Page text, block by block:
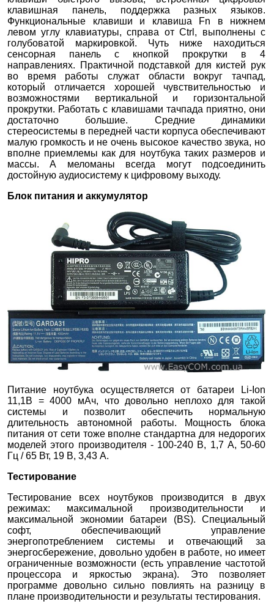
клавишная панель, поддержка разных языков.
Функциональные клавиши и клавиша Fn в нижнем
левом углу клавиатуры, справа от Ctrl, выполнены с
голубоватой маркировкой. Чуть ниже находиться
сенсорная панель с кнопкой прокрутки в 4
направлениях. Практичной подставкой для кистей рук
во время работы служат области вокруг тачпад,
который отличается хорошей чувствительностью и
возможностями вертикальной и горизонтальной
прокрутки. Работать с клавишами тачпада приятно, они
достаточно большие. Средние динамики
стереосистемы в передней части корпуса обеспечивают
малую громкость и не очень высокое качество звука, но
вполне приемлемы как для ноутбука таких размеров и
массы. А меломаны всегда могут подсоединить
достойную аудиосистему к цифровому выходу.
Блок питания и аккумулятор
Питание ноутбука осуществляется от батареи Li-Ion
11,1В = 4000 мАч, что довольно неплохо для такой
системы и позволит обеспечить нормальную
длительность автономной работы. Мощность блока
питания от сети тоже вполне стандартна для недорогих
моделей этого производителя - 100-240 В, 1,7 А, 50-60
Гц / 65 Вт, 19 В, 3,43 A.
Тестирование
Тестирование всех ноутбуков производится в двух
режимах: максимальной производительности и
максимальной экономии батареи (BS). Специальный
софт, обеспечивающий управление
энергопотреблением системы и отвечающий за
энергосбережение, довольно удобен в работе, но имеет
ограниченные возможности (есть управление частотой
процессора и яркостью экрана). Это позволяет
программе довольно сильно повлиять на разницу в
плане производительности и результаты тестирования.